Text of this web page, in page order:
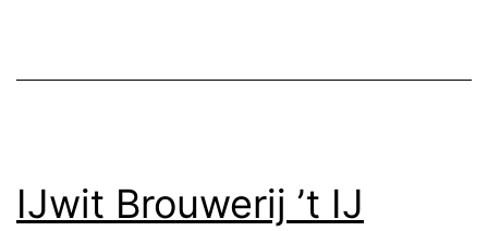
IJwit Brouwerij ’t IJ